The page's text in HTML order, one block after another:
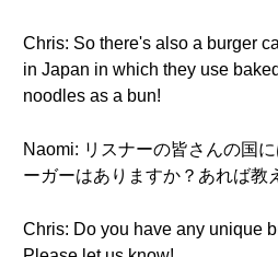
Chris: So there's also a burger
in Japan in which they use
noodles as a bun!
Naomi: リスナーの皆さんの国
ーガーはありますか？あれば教
Chris: Do you have any unique